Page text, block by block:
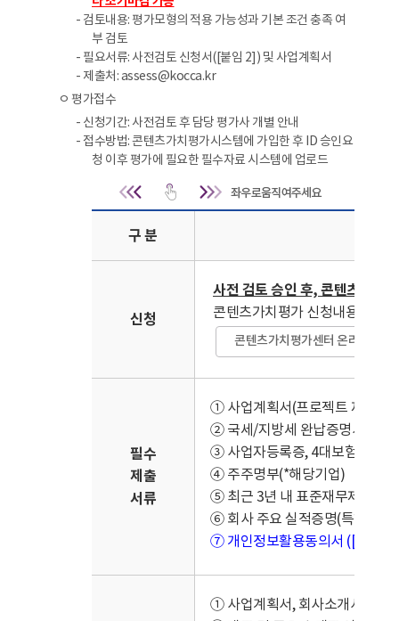
- 검토내용: 평가모형의 적용 가능성과 기본 조건 충족 여
부 검토
- 필요서류: 사전검토 신청서([붙임 2]) 및 사업계획서
- 제출처: assess@kocca.kr
ㅇ 평가접수
- 신청기간: 사전검토 후 담당 평가사 개별 안내
- 접수방법: 콘텐츠가치평가시스템에 가입한 후 ID 승인요
청 이후 평가에 필요한 필수자료 시스템에 업로드
구 분
신청
사전 검토 승인 후, 콘텐츠가
콘텐츠가치평가 신청내용 (기업
콘텐츠가치평가센터 온라인 신청
필수
제출
서류
① 사업계획서(프로젝트 제작산
② 국세/지방세 완납증명서
③ 사업자등록증, 4대보험 납입
④ 주주명부(*해당기업)
⑤ 최근 3년 내 표준재무제표(국
⑥ 회사 주요 실적증명(특허, 전
⑦ 개인정보활용동의서 ([붙임
① 사업계획서, 회사소개서 및 주